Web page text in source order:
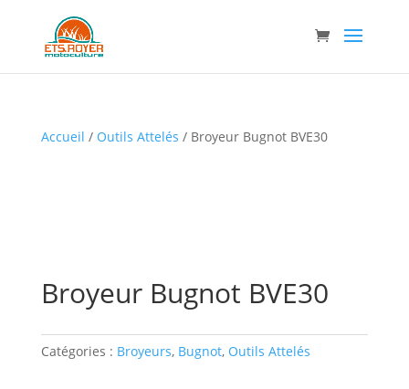
Accueil / Outils Attelés / Broyeur Bugnot BVE30
Broyeur Bugnot BVE30
Catégories : Broyeurs, Bugnot, Outils Attelés